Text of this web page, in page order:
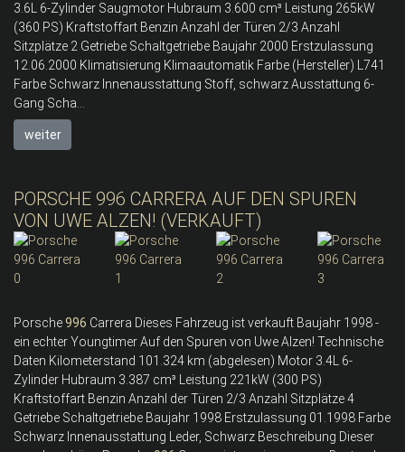
3.6L 6-Zylinder Saugmotor Hubraum 3.600 cm³ Leistung 265kW
(360 PS) Kraftstoffart Benzin Anzahl der Türen 2/3 Anzahl
Sitzplätze 2 Getriebe Schaltgetriebe Baujahr 2000 Erstzulassung
12.06.2000 Klimatisierung Klimaautomatik Farbe (Hersteller) L741
Farbe Schwarz Innenausstattung Stoff, schwarz Ausstattung 6-
Gang Scha...
weiter
PORSCHE 996 CARRERA AUF DEN SPUREN
VON UWE ALZEN! (VERKAUFT)
Porsche996 Carrera Dieses Fahrzeug ist verkauft Baujahr 1998 -
ein echter Youngtimer Auf den Spuren von Uwe Alzen! Technische
Daten Kilometerstand 101.324 km (abgelesen) Motor 3.4L 6-
Zylinder Hubraum 3.387 cm³ Leistung 221kW (300 PS)
Kraftstoffart Benzin Anzahl der Türen 2/3 Anzahl Sitzplätze 4
Getriebe Schaltgetriebe Baujahr 1998 Erstzulassung 01.1998 Farbe
Schwarz Innenausstattung Leder, Schwarz Beschreibung Dieser